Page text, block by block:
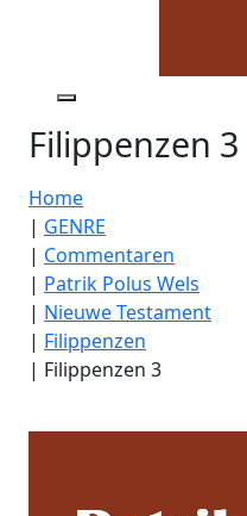
Filippenzen 3
Home
| GENRE
| Commentaren
| Patrik Polus Wels
| Nieuwe Testament
| Filippenzen
| Filippenzen 3